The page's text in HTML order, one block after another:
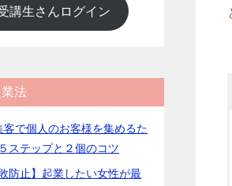
講生さんログイン
法
客で個人のお客様を集めるた
ステップと２個のコツ
敗防止】起業したい女性が最